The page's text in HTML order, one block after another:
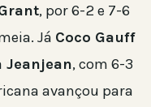
, por 6-2 e 7-6
Já Coco Gauff
Jeanjean, com 6-3
avançou para